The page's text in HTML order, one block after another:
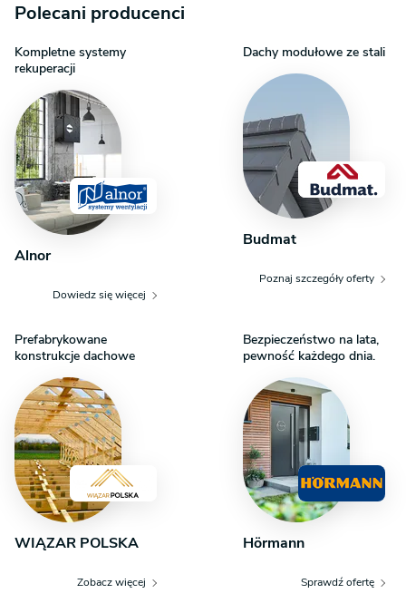
Polecani producenci
Kompletne systemy
rekuperacji
Alnor
Dowiedz się więcej
Dachy modułowe ze stali
Budmat
Poznaj szczegóły oferty
Prefabrykowane
konstrukcje dachowe
WIĄZAR POLSKA
Zobacz więcej
Bezpieczeństwo na lata,
pewność każdego dnia.
Hörmann
Sprawdź ofertę